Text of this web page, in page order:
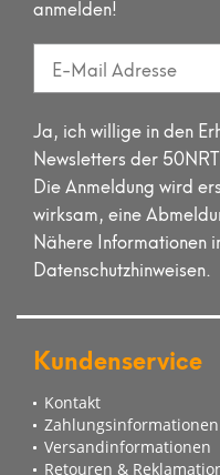
anmelden!
Ja, ich willige in den
Newsletters der
Die Anmeldung wird
wirksam, eine
Nähere Informationen
Datenschutzhinweisen.
Kundenservice
Kontakt
Zahlungsinformationen
Versandinformationen
Retouren &